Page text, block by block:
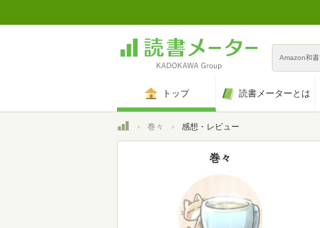
Amazon和書
トップ 読書メーターとは
トップ巻々 感想・レビュー
巻々